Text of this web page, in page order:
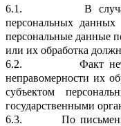
6.1.
В
персональных
персональные данные
или их обработка
6.2.
Факт
неправомерности их
субъектом
государственными
6.3.
По